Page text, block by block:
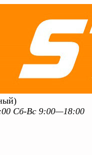
Сб-Вс 9:00—18:00